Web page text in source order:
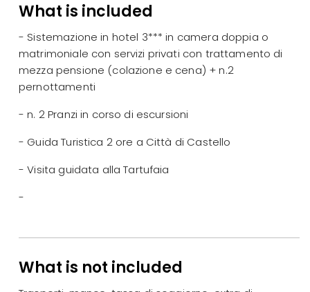
What is included
- Sistemazione in hotel 3*** in camera doppia o
matrimoniale con servizi privati con trattamento di
mezza pensione (colazione e cena) + n.2
pernottamenti
- n. 2 Pranzi in corso di escursioni
- Guida Turistica 2 ore a Città di Castello
- Visita guidata alla Tartufaia
-
What is not included